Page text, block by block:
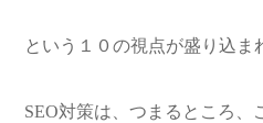
という１０の視点が盛り込ま
SEO対策は、つまるところ、